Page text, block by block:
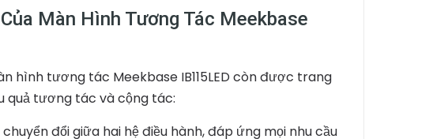
Màn Hình Tương Tác Meekbase
hình tương tác Meekbase IB115LED còn được trang
quả tương tác và cộng tác:
chuyển đổi giữa hai hệ điều hành, đáp ứng mọi nhu cầu